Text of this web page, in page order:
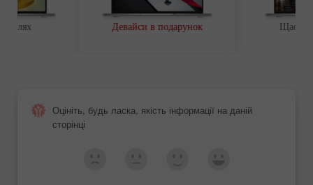
шлях Девайси в подарунок
Оцініть, будь ласка, якість інформації на даній
сторінці